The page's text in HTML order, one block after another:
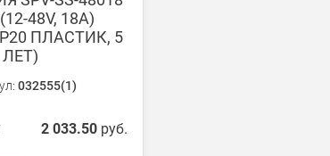
48V, 18A)
ПЛАСТИК, 5
ЛЕТ)
032555(1)
2 033.50руб.